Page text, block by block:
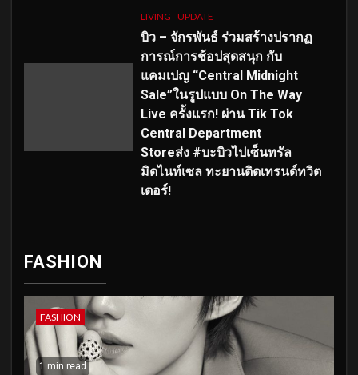
LIVING UPDATE
บิว – จักรพันธ์ ร่วมสร้างปรากฏ
การณ์การช้อปสุดสนุก กับ
แคมเปญ “Central Midnight
Sale”ในรูปแบบ On The Way
Live ครั้งแรก! ผ่าน Tik Tok
Central Department
Storeส่ง #บะบิวไปเซ็นทรัล
มิดไนท์เซล ทะยานติดเทรนด์ทวิต
เตอร์!
FASHION
FASHION
1 min read